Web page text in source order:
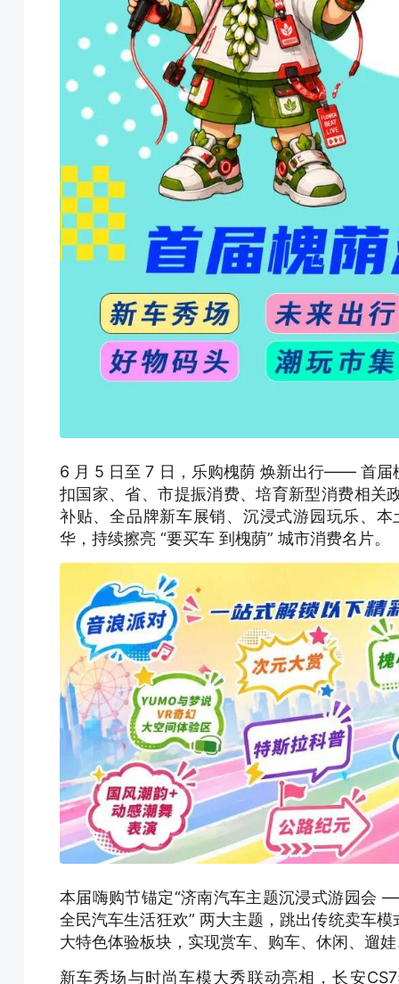
6 月 5 日至 7 日，乐购槐荫 焕新出行—— 首届
扣国家、省、市提振消费、培育新型消费相关
补贴、全品牌新车展销、沉浸式游园玩乐、
华，持续擦亮 “要买车 到槐荫” 城市消费名片。
本届嗨购节锚定“济南汽车主题沉浸式游园
全民汽车生活狂欢” 两大主题，跳出传统卖车
大特色体验板块，实现赏车、购车、休闲、遛
新车秀场与时尚车模大秀联动亮相，长安